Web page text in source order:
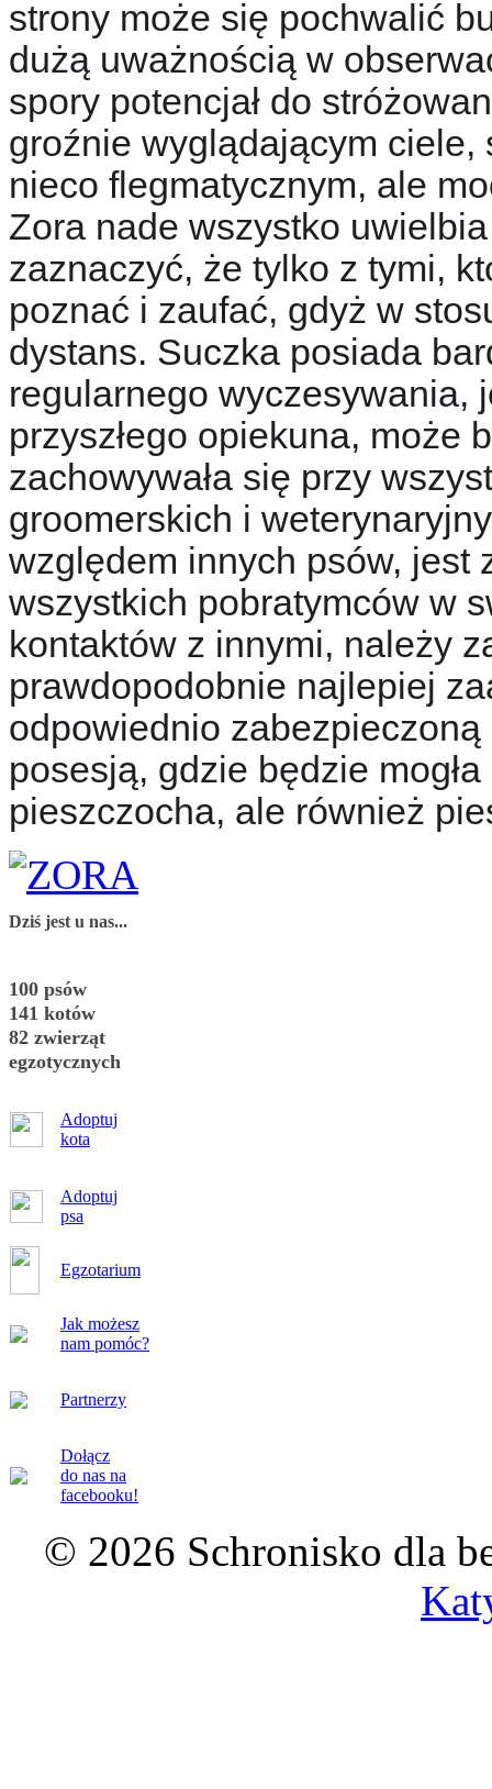
strony może się pochwalić
dużą uważnością w
spory potencjał do
groźnie wyglądającym ciele,
nieco flegmatycznym, al e
Zora nade wszystko
zaznaczyć, że tylko z tymi,
poznać i zaufać, gdyż w
dystans. Suczka posiada
regularnego wyczesywania,
przyszłego opiekuna, może
zachowywała się przy
groomerskich i
względem innych psów, jest
wszystkich pobratymców w
kontaktów z innymi, należy
prawdopodobnie najlepiej
odpowiednio
posesją, gdzie będzie
pieszczocha, ale również
Dziś jest u nas...
100 psów
141 kotów
82 zwierząt
egzotycznych
Adoptuj
kota
Adoptuj
psa
Egzotarium
Jak możesz
nam pomóc?
Partnerzy
Dołącz
do nas na
facebooku!
© 2026 Schronisko dla